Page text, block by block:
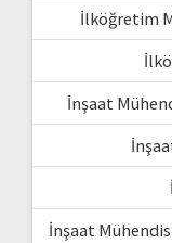
İlköğretim
İnşaat
İnşaat